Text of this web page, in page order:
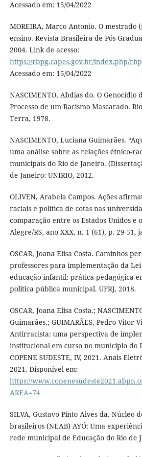
Acessado em: 15/04/2022
MOREIRA, Marco Antonio. O mestrado
ensino. Revista Brasileira de Pós-
2004. Link de acesso:
https://rbpg.capes.gov.br/index.php/
Acessado em: 15/04/2022
NASCIMENTO, Abdias do. O Genocídio
Processo de um Racismo Mascarado.
Terra, 1978.
NASCIMENTO, Luciana Guimarães.
uma análise sobre as relações étnico-
municipais do Rio de Janeiro.
de Janeiro: UNIRIO, 2012.
OLIVEN, Arabela Campos. Ações
raciais e política de cotas nas
comparação entre os Estados Unidos e
Alegre/RS, ano XXX, n. 1 (61), p. 29-51,
OSCAR, Joana Elisa Costa. Caminhos
professores para implementação da Lei
educação infantil: prática pedagógica
política pública municipal. UFRJ, 2018.
OSCAR, Joana Elisa Costa.;
Guimarães.; GUIMARÃES, Pedro Vitor
Antirracista: uma perspectiva de
institucional em curso no município do
COPENE SUDESTE, IV, 2021. Anais
2021. Disponível em:
https://
AREA=74
SILVA, Gustavo Pinto Alves da. Núcleo
brasileiros (NEAB) AYÓ: Uma
rede municipal de Educação do Rio de